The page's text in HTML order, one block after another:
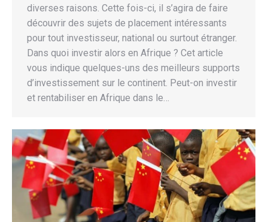
diverses raisons. Cette fois-ci, il s’agira de faire
découvrir des sujets de placement intéressants
pour tout investisseur, national ou surtout étranger.
Dans quoi investir alors en Afrique ? Cet article
vous indique quelques-uns des meilleurs supports
d’investissement sur le continent. Peut-on investir
et rentabiliser en Afrique dans le…